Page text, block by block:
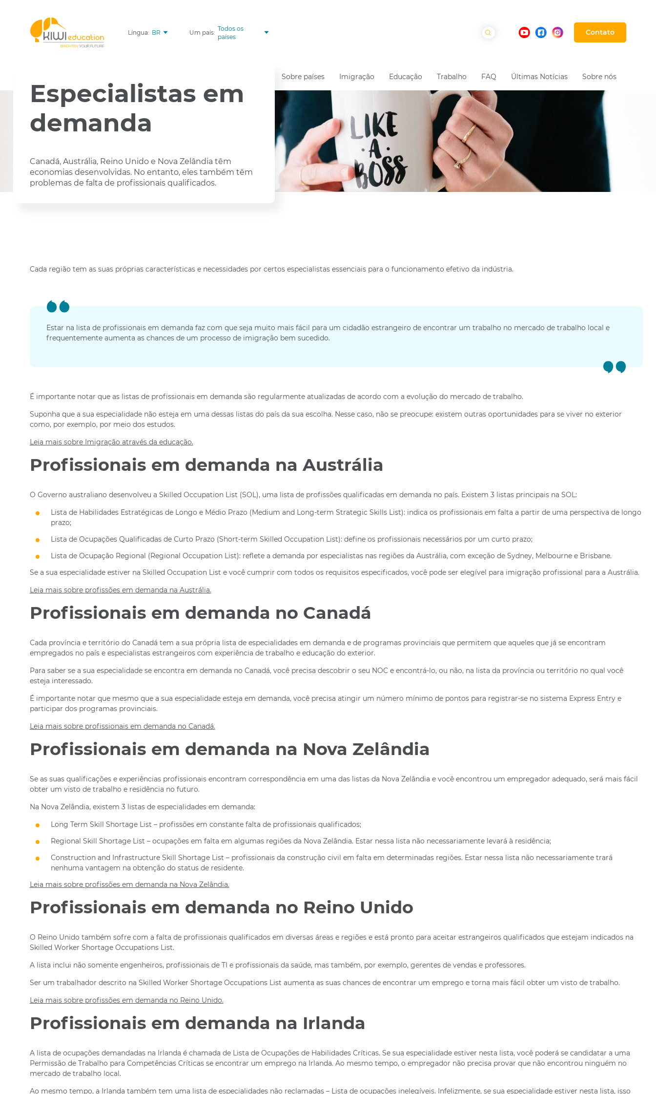
Língua: BR Um país:
Todos os
países
Contato
Especialistas em
demanda
Canadá, Austrália, Reino Unido e Nova Zelândia têm
economias desenvolvidas. No entanto, eles também têm
problemas de falta de profissionais qualificados.
Sobre países Imigração Educação Trabalho FAQ Últimas Notícias Sobre nós
Cada região tem as suas próprias características e necessidades por certos especialistas essenciais para o funcionamento efetivo da indústria.
Estar na lista de profissionais em demanda faz com que seja muito mais fácil para um cidadão estrangeiro de encontrar um trabalho no mercado de trabalho local e
frequentemente aumenta as chances de um processo de imigração bem sucedido.
É importante notar que as listas de profissionais em demanda são regularmente atualizadas de acordo com a evolução do mercado de trabalho.
Suponha que a sua especialidade não esteja em uma dessas listas do país da sua escolha. Nesse caso, não se preocupe: existem outras oportunidades para se viver no exterior
como, por exemplo, por meio dos estudos.
Leia mais sobre Imigração através da educação.
Profissionais em demanda na Austrália
O Governo australiano desenvolveu a Skilled Occupation List (SOL), uma lista de profissões qualificadas em demanda no país. Existem 3 listas principais na SOL:
Lista de Habilidades Estratégicas de Longo e Médio Prazo (Medium and Long-term Strategic Skills List): indica os profissionais em falta a partir de uma perspectiva de longo
prazo;
Lista de Ocupações Qualificadas de Curto Prazo (Short-term Skilled Occupation List): define os profissionais necessários por um curto prazo;
Lista de Ocupação Regional (Regional Occupation List): reflete a demanda por especialistas nas regiões da Austrália, com exceção de Sydney, Melbourne e Brisbane.
Se a sua especialidade estiver na Skilled Occupation List e você cumprir com todos os requisitos especificados, você pode ser elegível para imigração profissional para a Austrália.
Leia mais sobre profissões em demanda na Austrália.
Profissionais em demanda no Canadá
Cada província e território do Canadá tem a sua própria lista de especialidades em demanda e de programas provinciais que permitem que aqueles que já se encontram
empregados no país e especialistas estrangeiros com experiência de trabalho e educação do exterior.
Para saber se a sua especialidade se encontra em demanda no Canadá, você precisa descobrir o seu NOC e encontrá-lo, ou não, na lista da província ou território no qual você
esteja interessado.
É importante notar que mesmo que a sua especialidade esteja em demanda, você precisa atingir um número mínimo de pontos para registrar-se no sistema Express Entry e
participar dos programas provinciais.
Leia mais sobre profissionais em demanda no Canadá.
Profissionais em demanda na Nova Zelândia
Se as suas qualificações e experiências profissionais encontram correspondência em uma das listas da Nova Zelândia e você encontrou um empregador adequado, será mais fácil
obter um visto de trabalho e residência no futuro.
Na Nova Zelândia, existem 3 listas de especialidades em demanda:
Long Term Skill Shortage List – profissões em constante falta de profissionais qualificados;
Regional Skill Shortage List – ocupações em falta em algumas regiões da Nova Zelândia. Estar nessa lista não necessariamente levará à residência;
Construction and Infrastructure Skill Shortage List – profissionais da construção civil em falta em determinadas regiões. Estar nessa lista não necessariamente trará
nenhuma vantagem na obtenção do status de residente.
Leia mais sobre profissões em demanda na Nova Zelândia.
Profissionais em demanda no Reino Unido
O Reino Unido também sofre com a falta de profissionais qualificados em diversas áreas e regiões e está pronto para aceitar estrangeiros qualificados que estejam indicados na
Skilled Worker Shortage Occupations List.
A lista inclui não somente engenheiros, profissionais de TI e profissionais da saúde, mas também, por exemplo, gerentes de vendas e professores.
Ser um trabalhador descrito na Skilled Worker Shortage Occupations List aumenta as suas chances de encontrar um emprego e torna mais fácil obter um visto de trabalho.
Leia mais sobre profissões em demanda no Reino Unido.
Profissionais em demanda na Irlanda
A lista de ocupações demandadas na Irlanda é chamada de Lista de Ocupações de Habilidades Críticas. Se sua especialidade estiver nesta lista, você poderá se candidatar a uma
Permissão de Trabalho para Competências Críticas se encontrar um emprego na Irlanda. Ao mesmo tempo, o empregador não precisa provar que não encontrou ninguém no
mercado de trabalho local.
Ao mesmo tempo, a Irlanda também tem uma lista de especialidades não reclamadas – Lista de ocupações inelegíveis. Infelizmente, se sua especialidade estiver nesta lista, isso